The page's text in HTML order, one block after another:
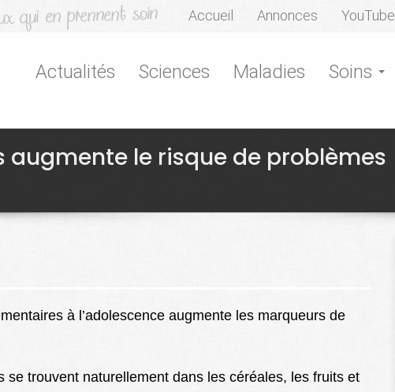
Accueil Annonces YouTube
Actualités Sciences Maladies Soins
augmente le risque de problèmes
à l’adolescence augmente les marqueurs de
se trouvent naturellement dans les céréales, les fruits et